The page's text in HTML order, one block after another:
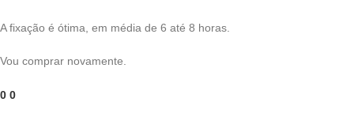
A fixação é ótima, em média de 6 até 8 horas.
Vou comprar novamente.
0 0